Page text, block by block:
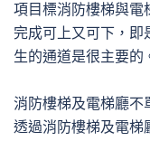
項目標消防樓梯與
完成可上又可下，
生的通道是很主要的
消防樓梯及電梯廳不
透過消防樓梯及電梯